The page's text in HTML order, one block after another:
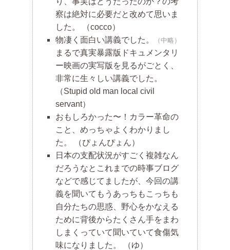
察は絶対に必要だと改めて思いま
した。
（cocco）
物凄く面白い講義でした。
（中略）
まるで真実暴露版ドキュメンタリ
ー映画の実写版を見るがごとく、
非常に生々しい講義でした。
（Stupid old man local civil
servant）
おもしろかった〜！カラー革命の
こと、めっちゃよくわかりまし
た。
（ぴょんぴょん）
日本の支配状況がすごく複雑なん
だろうなとこれまでの時事ブログ
などで感じてましたが、今回の講
義を聞いてもうあっちもこっちも
自分たちの思惑、野心をかなえる
ために背後からたくさん手をまわ
しまくっていて聞いていて食傷気
味になりました。
（ゆ）